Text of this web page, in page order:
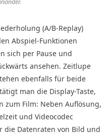
(A/B-Replay)
Abspiel-Funktionen
sich per Pause und
ansehen. Zeitlupe
ebenfalls für beide
man die Display-Taste,
zum Film: Neben Auflösung,
und Videocodec
die Datenraten von Bild und